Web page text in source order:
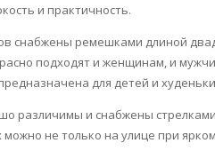
и практичность.
снабжены ремешками длиной
подходят и женщинам, и
для детей и
различимы и снабжены
не только на улице при